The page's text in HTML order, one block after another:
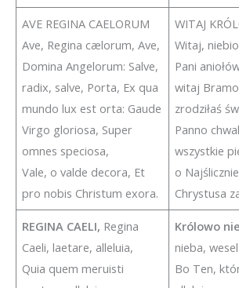
AVE REGINA CAELORUM
Ave, Regina cælorum, Ave,
Domina Angelorum: Salve,
radix, salve, Porta, Ex qua
mundo lux est orta: Gaude
Virgo gloriosa, Super
omnes speciosa,
Vale, o valde decora, Et
pro nobis Christum exora.
WITAJ
Witaj,
Pani
witaj
zrodziłaś
Panno
wszystkie
o
Chrystusa
REGINA CAELI, Regina
Caeli, laetare, alleluia,
Quia quem meruisti
Królowo
nieba,
Bo Ten,